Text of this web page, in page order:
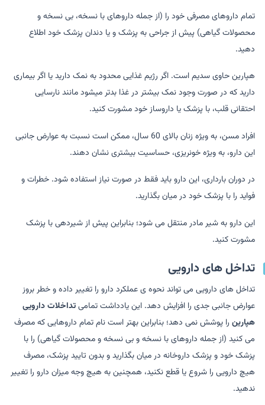
تمام داروهای مصرفی خود را (از جمله داروهای با نسخه، بی نسخه و
محصولات گیاهی) پیش از جراحی به پزشک و یا دندان پزشک خود اطلاع
دهید.
هپارین حاوی سدیم است. اگر رژیم غذایی محدود به نمک دارید یا اگر بیماری
دارید که در صورت وجود نمک بیشتر در غذا بدتر میشود مانند نارسایی
احتقانی قلب، با پزشک یا داروساز خود مشورت کنید.
افراد مسن، به ویژه زنان بالای 60 سال، ممکن است نسبت به عوارض جانبی
این دارو، به ویژه خونریزی، حساسیت بیشتری نشان دهند.
در دوران بارداری، این دارو باید فقط در صورت نیاز استفاده شود. خطرات و
فواید را با پزشک خود در میان بگذارید.
این دارو به شیر مادر منتقل می شود؛ بنابراین پیش از شیردهی با پزشک
مشورت کنید.
تداخل های دارویی
تداخل های دارویی می تواند نحوه ی عملکرد دارو را تغییر داده و خطر بروز
عوارض جانبی جدی را افزایش دهد. این یادداشت تمامیتداخلات دارویی
هپارین را پوشش نمی دهد؛ بنابراین بهتر است نام تمام داروهایی که مصرف
می کنید (از جمله داروهای با نسخه و بی نسخه و محصولات گیاهی) را با
پزشک خود و پزشک داروخانه در میان بگذارید و بدون تایید پزشک، مصرف
هیچ دارویی را شروع یا قطع نکنید، همچنین به هیچ وجه میزان دارو را تغییر
ندهید.